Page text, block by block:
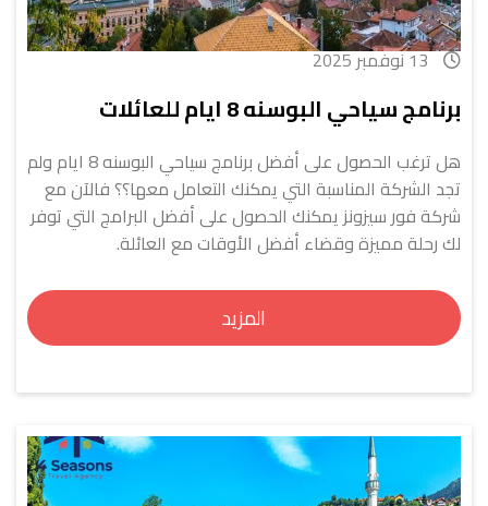
13 نوفمبر 2025
برنامج سياحي البوسنه 8 ايام للعائلات
هل ترغب الحصول على أفضل برنامج سياحي البوسنه 8 ايام ولم
تجد الشركة المناسبة التي يمكنك التعامل معها؟؟ فالآن مع
شركة فور سيزونز يمكنك الحصول على أفضل البرامج التي توفر
لك رحلة مميزة وقضاء أفضل الأوقات مع العائلة.
المزيد